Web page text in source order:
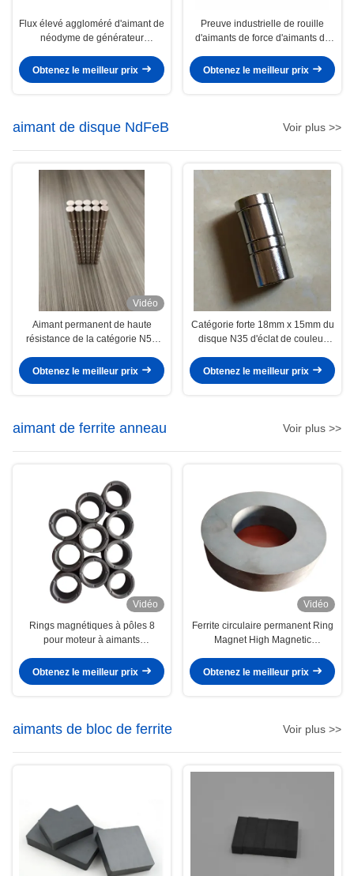
Flux élevé aggloméré d'aimant de
néodyme de générateur
Obtenez le meilleur prix
Preuve industrielle de rouille
d'aimants de force d'aimants de
d'arc
Obtenez le meilleur prix
aimant de disque NdFeB Voir plus >>
Vidéo
Aimant permanent de haute
résistance de la catégorie N52
aimants forts superbes de disque
Obtenez le meilleur prix
Catégorie forte 18mm x 15mm du
disque N35 d'éclat de couleur
Obtenez le meilleur prix
aimant de ferrite anneau Voir plus >>
Vidéo
Rings magnétiques à pôles 8
pour moteur à aimants
Obtenez le meilleur prix
Vidéo
Ferrite circulaire permanent Ring
Magnet High Magnetic
Obtenez le meilleur prix
aimants de bloc de ferrite Voir plus >>